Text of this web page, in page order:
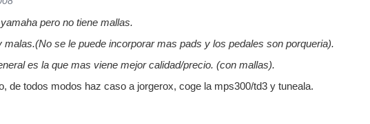
pero no tiene mallas.
se le puede incorporar mas pads y los pedales son porqueria).
es la que mas viene mejor calidad/precio. (con mallas).
de todos modos haz caso a jorgerox, coge la mps300/td3 y tuneala.